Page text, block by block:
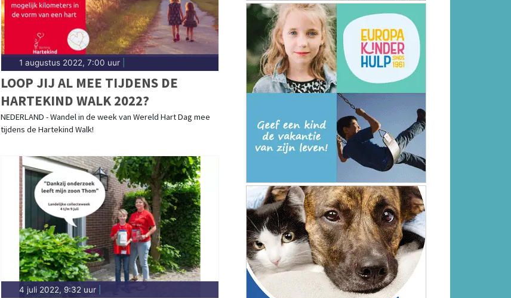
1 augustus 2022, 7:00 uur|
LOOP JIJ AL MEE TIJDENS DE
HARTEKIND WALK 2022?
NEDERLAND - Wandel in de week van Wereld Hart Dag mee
tijdens de Hartekind Walk!
4 juli 2022, 9:32 uur|